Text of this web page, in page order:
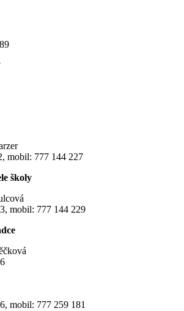
mobil: 777 144 227
školy
mobil: 777 144 229
mobil: 777 259 181